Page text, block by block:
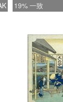
19% 一致